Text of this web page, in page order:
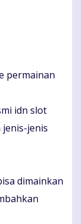
permainan
idn slot
jenis
dimainkan